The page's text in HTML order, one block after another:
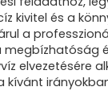
és a
a
megbízhatóság
elvezetésére